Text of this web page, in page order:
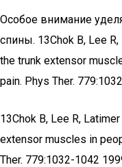
Особое внимание
спины. 13Chok B, Lee
the trunk extensor
pain. Phys Ther.
13Chok B, Lee R,
extensor muscles in
Ther. 779:1032-1042